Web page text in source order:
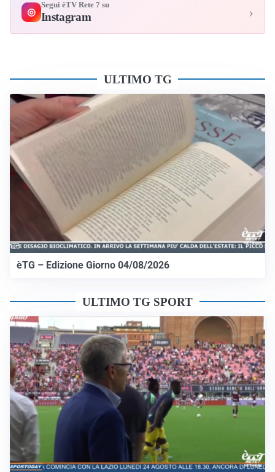
◎
Segui èTV Rete 7 su
Instagram ›
ULTIMO TG
èTG – Edizione Giorno 04/08/2026
ULTIMO TG SPORT